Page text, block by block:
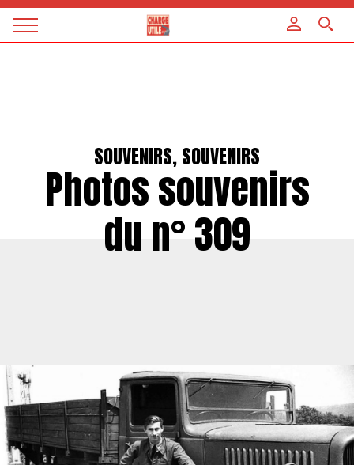
Magazine
SOUVENIRS, SOUVENIRS
Photos souvenirs
du n° 309
Panneau de gestion des cookies